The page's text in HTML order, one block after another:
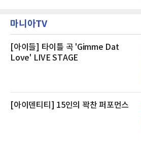
스 센터 사우나 2인 이용 혜택이 포함된다.특히
클럽 앰배서더 라운지
우 등이 포함됐다. 쿠팡은 올해 큰 크기의 전복
생산량이 늘어난 점을 반영해 주요 산지 상품을
전복은 산지에서 채취한 뒤 전국으로 직송되는
방식으로 운영된다. 신선도가 중요한 상품인 만
큼 이르면 다음 날 오전 배송이 가능하도록 물류
마니아TV
[아이들] 타이틀 곡 'Gimme Dat
Love' LIVE STAGE
[아이덴티티] 15인의 꽉찬 퍼포먼스